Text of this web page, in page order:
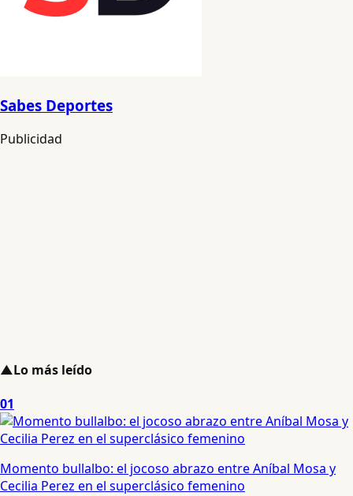
Sabes Deportes
Publicidad
▲Lo más leído
01
Momento bullalbo: el jocoso abrazo entre Aníbal Mosa y
Cecilia Perez en el superclásico femenino